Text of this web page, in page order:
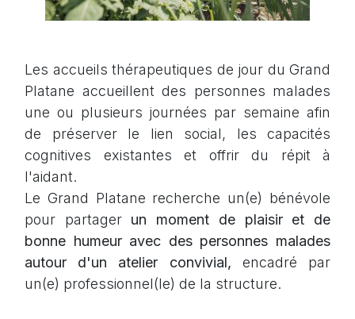
Les accueils thérapeutiques de jour du Grand
Platane accueillent des personnes malades
une ou plusieurs journées par semaine afin
de préserver le lien social, les capacités
cognitives existantes et offrir du répit à
l'aidant.
Le Grand Platane recherche un(e) bénévole
pour partager un moment de plaisir et de
bonne humeur avec des personnes malades
autour d'un atelier convivial, encadré par
un(e) professionnel(le) de la structure.